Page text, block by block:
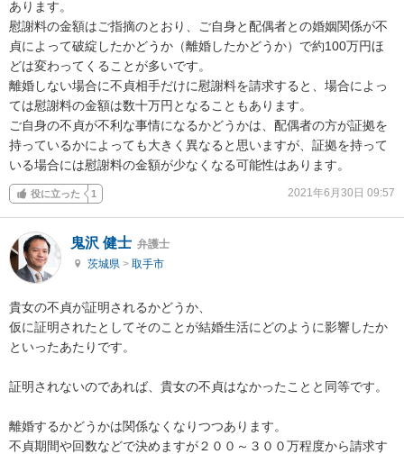
あります。
慰謝料の金額はご指摘のとおり、ご自身と配偶者との婚姻関係が不
貞によって破綻したかどうか（離婚したかどうか）で約100万円ほ
どは変わってくることが多いです。
離婚しない場合に不貞相手だけに慰謝料を請求すると、場合によっ
ては慰謝料の金額は数十万円となることもあります。
ご自身の不貞が不利な事情になるかどうかは、配偶者の方が証拠を
持っているかによっても大きく異なると思いますが、証拠を持って
いる場合には慰謝料の金額が少なくなる可能性はあります。
役に立った 1 2021年6月30日 09:57
鬼沢 健士 弁護士
茨城県 > 取手市
貴女の不貞が証明されるかどうか、
仮に証明されたとしてそのことが結婚生活にどのように影響したか
といったあたりです。
証明されないのであれば、貴女の不貞はなかったことと同等です。
離婚するかどうかは関係なくなりつつあります。
不貞期間や回数などで決めますが２００～３００万程度から請求す